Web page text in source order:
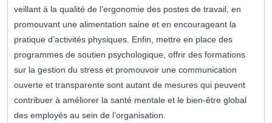
veillant à la qualité de l’ergonomie des postes de travail, en
promouvant une alimentation saine et en encourageant la
pratique d’activités physiques. Enfin, mettre en place des
programmes de soutien psychologique, offrir des formations
sur la gestion du stress et promouvoir une communication
ouverte et transparente sont autant de mesures qui peuvent
contribuer à améliorer la santé mentale et le bien-être global
des employés au sein de l’organisation.